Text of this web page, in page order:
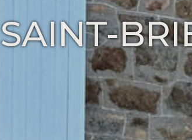
SAINT-